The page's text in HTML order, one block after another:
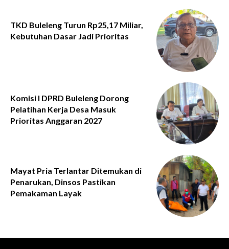
TKD Buleleng Turun Rp25,17 Miliar,
Kebutuhan Dasar Jadi Prioritas
Komisi I DPRD Buleleng Dorong
Pelatihan Kerja Desa Masuk
Prioritas Anggaran 2027
Mayat Pria Terlantar Ditemukan di
Penarukan, Dinsos Pastikan
Pemakaman Layak